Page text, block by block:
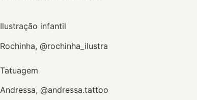
Ilustração infantil
Rochinha, @rochinha_ilustra
Tatuagem
Andressa, @andressa.tattoo